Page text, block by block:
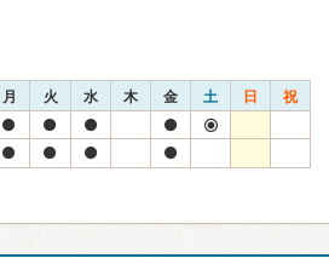
月 火 水 木 金 土 日 祝